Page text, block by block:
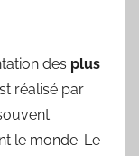
des plus
réalisé par
le monde. Le